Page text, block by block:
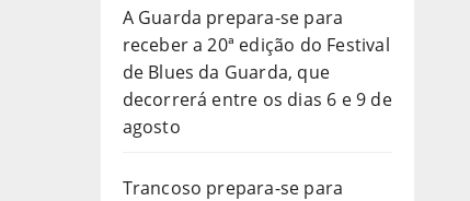
A Guarda prepara-se para
receber a 20ª edição do Festival
de Blues da Guarda, que
decorrerá entre os dias 6 e 9 de
agosto
Trancoso prepara-se para